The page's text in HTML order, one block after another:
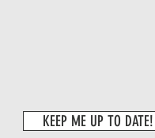
KEEP ME UP TO DATE!